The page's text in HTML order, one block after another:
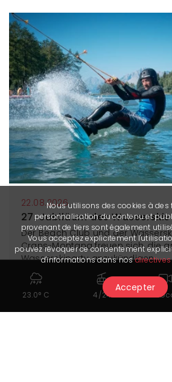
22.08.2026
27. Jubiläum des Wasserskis
Der Beach Club und der
Crans-Montana freuen sich, die
Wasserskiparty anzukündigen.
Mehr Informationen
23.0° C 4/24
Nous utilisons des cookies à des
personnalisation du contenu et
provenant de tiers sont également
Vous acceptez explicitement
pouvez révoquer ce consentement
d'informations dans nos
Accepter